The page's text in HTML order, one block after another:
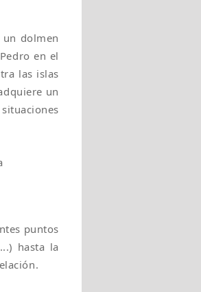
dolmen
en el
las islas
un
puntos
hasta la